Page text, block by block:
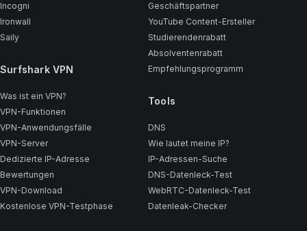
Incogni
Ironwall
Saily
Surfshark VPN
Was ist ein VPN?
VPN-Funktionen
VPN-Anwendungsfälle
VPN-Server
Dedizierte IP-Adresse
Bewertungen
VPN-Download
Kostenlose VPN-Testphase
Geschäftspartner
YouTube Content-Ersteller
Studierendenrabatt
Absolventenrabatt
Empfehlungsprogramm
Tools
DNS
Wie lautet meine IP?
IP-Adressen-Suche
DNS-Datenleck-Test
WebRTC-Datenleck-Test
Datenleak-Checker